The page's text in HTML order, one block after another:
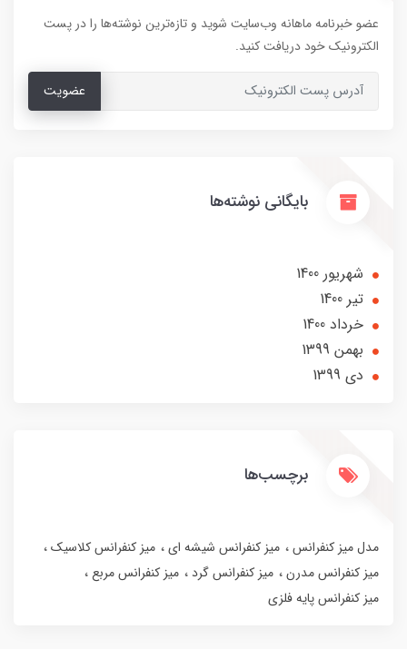
عضو خبرنامه ماهانه وب‌سایت شوید و تازه‌ترین نوشته‌ها را در پست
الکترونیک خود دریافت کنید.
عضویت
بایگانی نوشته‌ها
شهریور 1400
تير 1400
خرداد 1400
بهمن 1399
دی 1399
برچسب‌ها
مدل میز کنفرانس میز کنفرانس شیشه ای
میز کنفرانس کلاسیک
میز کنفرانس مدرن
میز کنفرانس گرد
میز کنفرانس مربع
میز کنفرانس پایه فلزی